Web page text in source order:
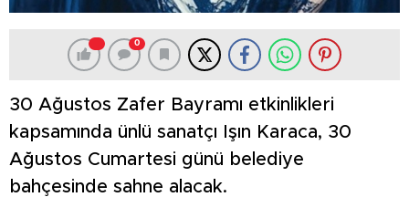
0
30 Ağustos Zafer Bayramı etkinlikleri
kapsamında ünlü sanatçı Işın Karaca, 30
Ağustos Cumartesi günü belediye
bahçesinde sahne alacak.